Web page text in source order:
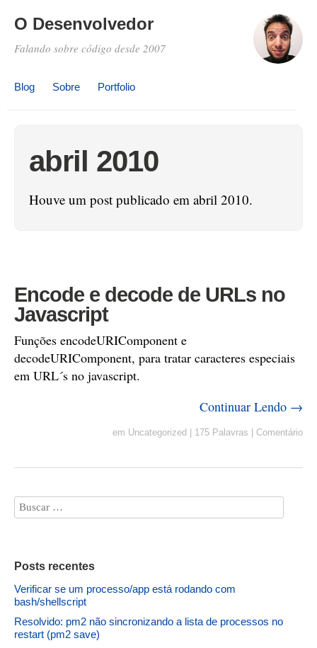
O Desenvolvedor
Falando sobre código desde 2007
Blog Sobre Portfolio
abril 2010
Houve um post publicado em abril 2010.
Encode e decode de URLs no
Javascript
Funções encodeURIComponent e
decodeURIComponent, para tratar caracteres especiais
em URL´s no javascript.
Continuar Lendo →
em Uncategorized 175 Palavras Comentário
Posts recentes
Verificar se um processo/app está rodando com
bash/shellscript
Resolvido: pm2 não sincronizando a lista de processos no
restart (pm2 save)